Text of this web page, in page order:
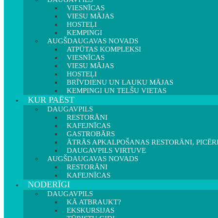
VIESNĪCAS
VIESU MĀJAS
HOSTEĻI
KEMPINGI
AUGŠDAUGAVAS NOVADS
ATPŪTAS KOMPLEKSI
VIESNĪCAS
VIESU MĀJAS
HOSTEĻI
BRĪVDIENU UN LAUKU MĀJAS
KEMPINGI UN TELŠU VIETAS
KUR PAĒST
DAUGAVPILS
RESTORĀNI
KAFEJNĪCAS
GASTROBĀRS
ĀTRĀS APKALPOŠANAS RESTORĀNI,
DAUGAVPILS VIRTUVE
AUGŠDAUGAVAS NOVADS
RESTORĀNI
KAFEJNĪCAS
NODERĪGI
DAUGAVPILS
KĀ ATBRAUKT?
EKSKURSIJAS